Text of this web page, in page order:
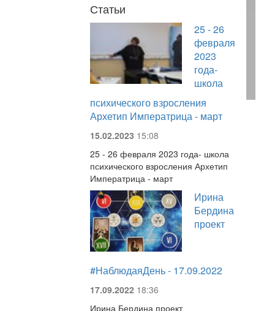
Статьи
25 - 26
февраля
2023
года-
школа
психического взросления
Архетип Императрица - март
15.02.2023 15:08
25 - 26 февраля 2023 года- школа
психического взросления Архетип
Императрица - март
Ирина
Бердина
проект
#НаблюдаяДень - 17.09.2022
17.09.2022 18:36
Ирина Бердина проект